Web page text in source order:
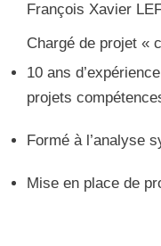
François Xavier
Chargé de projet «
10 ans
projets
Formé à l’analyse
Mise en place de